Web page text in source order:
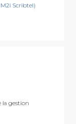
M2i Scribtel)
la gestion